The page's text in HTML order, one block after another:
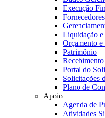
Execução
Liquidação e
Orçamento e
Patrimônio
Portal do
Solicitações
Plano de
Apoio
Agenda de
Atividades